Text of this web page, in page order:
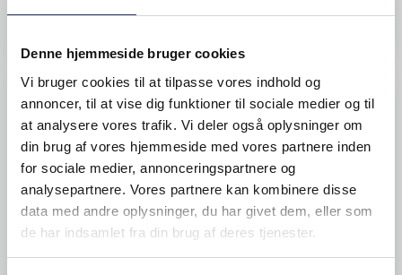
Denne hjemmeside bruger cookies
Vi bruger cookies til at tilpasse vores indhold og
annoncer, til at vise dig funktioner til sociale medier og til
at analysere vores trafik. Vi deler også oplysninger om
din brug af vores hjemmeside med vores partnere inden
for sociale medier, annonceringspartnere og
analysepartnere. Vores partnere kan kombinere disse
data med andre oplysninger, du har givet dem, eller som
de har indsamlet fra din brug af deres tjenester.
LÆG I KURV